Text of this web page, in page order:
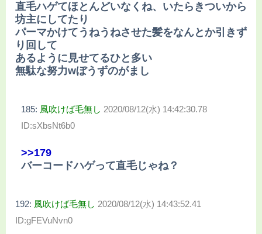
直毛ハゲてほとんどいなくね、いたらきついから
坊主にしてたり
パーマかけてうねうねさせた髪をなんとか引きず
り回して
あるように見せてるひと多い
無駄な努力wぼうずのがまし
185: 風吹けば毛無し 2020/08/12(水) 14:42:30.78
ID:sXbsNt6b0
>>179
バーコードハゲって直毛じゃね？
192: 風吹けば毛無し 2020/08/12(水) 14:43:52.41
ID:gFEVuNvn0